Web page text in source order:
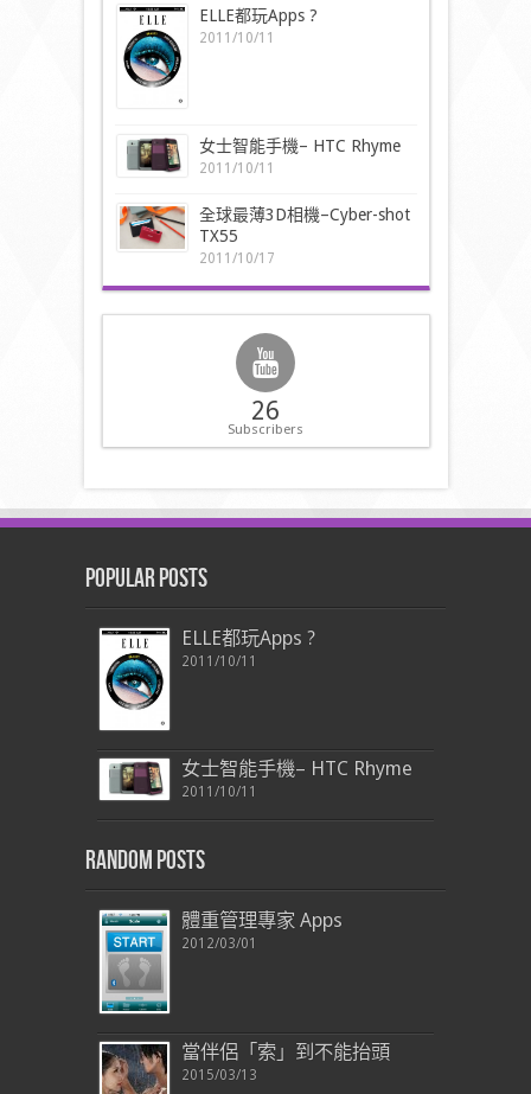
ELLE都玩Apps ?
2011/10/11
女士智能手機– HTC Rhyme
2011/10/11
全球最薄3D相機–Cyber-shot
TX55
2011/10/17
26
Subscribers
Popular Posts
ELLE都玩Apps ?
2011/10/11
女士智能手機– HTC Rhyme
2011/10/11
Random Posts
體重管理專家 Apps
2012/03/01
當伴侶「索」到不能抬頭
2015/03/13